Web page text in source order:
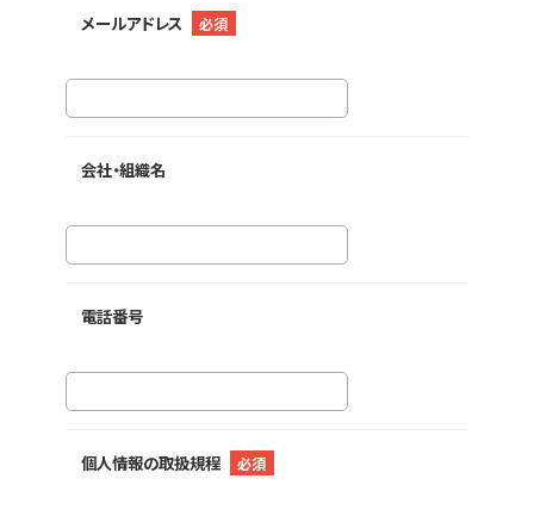
メールアドレス 必須
会社・組織名
電話番号
個人情報の取扱規程 必須